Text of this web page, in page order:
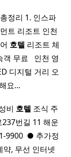
정리 1. 인스파
트 리조트 인천
호텔 리조트 체
객 무료 ​ ​ 인천 영
디지털 거리 오
요…
비 호텔 조식 주
번길 11 해운
9900 ​ ● 추가정
, 무선 인터넷